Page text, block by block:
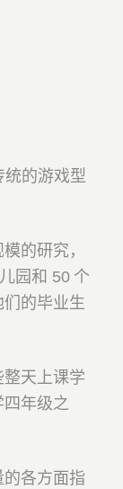
的游戏型
的研究，
园和 50 个
的毕业生
天上课学
四年级之
各方面指